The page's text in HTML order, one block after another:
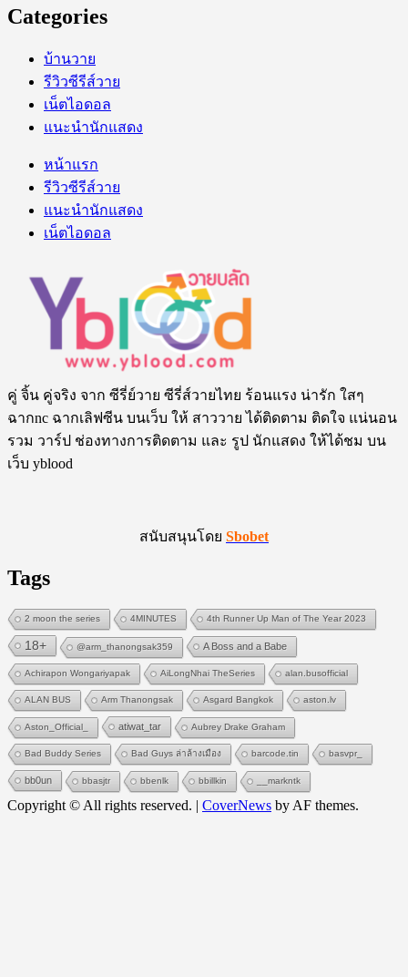
Categories
บ้านวาย
รีวิวซีรีส์วาย
เน็ตไอดอล
แนะนำนักแสดง
หน้าแรก
รีวิวซีรีส์วาย
แนะนำนักแสดง
เน็ตไอดอล
คู่ จิ้น คู่จริง จาก ซีรี่ย์วาย ซีรี่ส์วายไทย ร้อนแรง น่ารัก ใสๆ
ฉากnc ฉากเลิฟซีน บนเว็บ ให้ สาววาย ได้ติดตาม ติดใจ แน่นอน
รวม วาร์ป ช่องทางการติดตาม และ รูป นักแสดง ให้ได้ชม บน
เว็บ yblood
สนับสนุนโดย Sbobet
Tags
2 moon the series 4MINUTES 4th Runner Up Man of The Year 2023
18+ @arm_thanongsak359 A Boss and a Babe
Achirapon Wongariyapak AiLongNhai TheSeries alan.busofficial
ALAN BUS Arm Thanongsak Asgard Bangkok aston.lv
Aston_Official_ atiwat_tar Aubrey Drake Graham
Bad Buddy Series Bad Guys ล่าล้างเมือง barcode.tin basvpr_
bb0un bbasjtr bbenlk bbillkin __markntk
Copyright © All rights reserved. | CoverNews by AF themes.